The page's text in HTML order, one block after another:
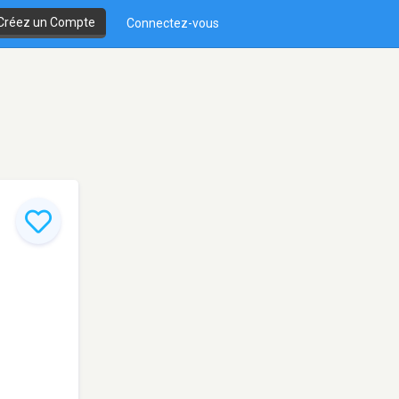
un Compte Connectez-vous